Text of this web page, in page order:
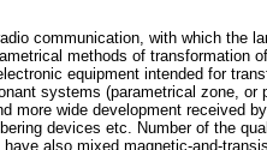
communication, with which the
methods of
equipment intended for
systems (parametrical zone,
more wide development received
devices etc. Number of the
also mixed magnetic-and-